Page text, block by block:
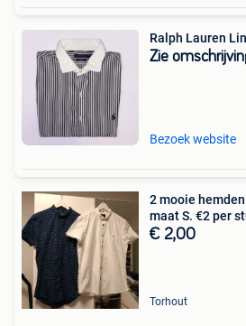
Ralph Lauren
Zie
Bezoek website
2 mooie
maat S. €2 per
€ 2,00
Torhout